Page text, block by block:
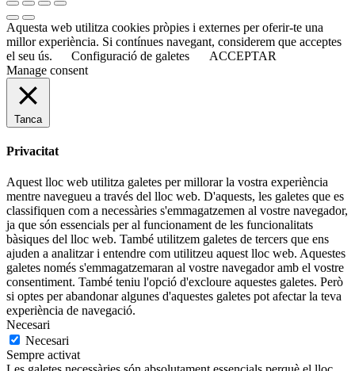
Aquesta web utilitza cookies pròpies i externes per oferir-te una
millor experiència. Si contínues navegant, considerem que acceptes
el seu ús.
Configuració de galetes
ACCEPTAR
Manage consent
Tanca
Privacitat
Aquest lloc web utilitza galetes per millorar la vostra experiència
mentre navegueu a través del lloc web. D'aquests, les galetes que es
classifiquen com a necessàries s'emmagatzemen al vostre navegador,
ja que són essencials per al funcionament de les funcionalitats
bàsiques del lloc web. També utilitzem galetes de tercers que ens
ajuden a analitzar i entendre com utilitzeu aquest lloc web. Aquestes
galetes només s'emmagatzemaran al vostre navegador amb el vostre
consentiment. També teniu l'opció d'excloure aquestes galetes. Però
si optes per abandonar algunes d'aquestes galetes pot afectar la teva
experiència de navegació.
Necesari
Necesari
Sempre activat